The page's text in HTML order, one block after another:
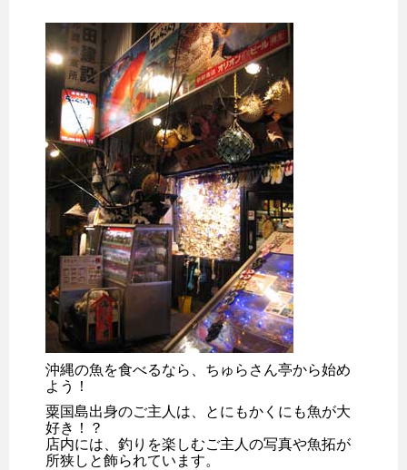
沖縄の魚を食べるなら、ちゅらさん亭から始め
よう！
粟国島出身のご主人は、とにもかくにも魚が大
好き！？
店内には、釣りを楽しむご主人の写真や魚拓が
所狭しと飾られています。